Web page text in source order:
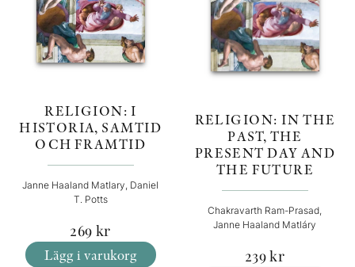
RELIGION: I
HISTORIA, SAMTID
OCH FRAMTID
Janne Haaland Matlary, Daniel
T. Potts
269 kr
Lägg i varukorg
RELIGION: IN THE
PAST, THE
PRESENT DAY AND
THE FUTURE
Chakravarth Ram-Prasad,
Janne Haaland Matláry
239kr